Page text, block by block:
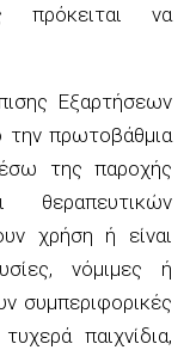
πρόκειται να
Εξαρτήσεων
πρωτοβάθμια
της παροχής
θεραπευτικών
χρήση ή είναι
νόμιμες ή
συμπεριφορικές
παιχνίδια,